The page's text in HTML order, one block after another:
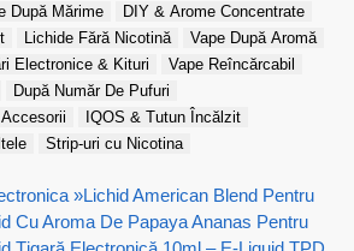
După Mărime
DIY & Arome Concentrate
Lichide Fără Nicotină
Vape După Aromă
Electronice & Kituri
Vape Reîncărcabil
După Număr De Pufuri
Accesorii
IQOS & Tutun Încălzit
Strip-uri cu Nicotina
»Lichid American Blend Pentru
Cu Aroma De Papaya Ananas Pentru